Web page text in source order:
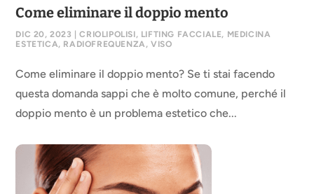
Come eliminare il doppio mento
DIC 20, 2023 |CRIOLIPOLISI, LIFTING FACCIALE, MEDICINA
ESTETICA, RADIOFREQUENZA ,VISO
Come eliminare il doppio mento? Se ti stai facendo
questa domanda sappi che è molto comune, perché il
doppio mento è un problema estetico che...